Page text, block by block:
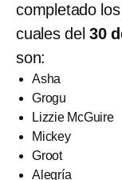
completado
cuales del30
son:
Asha
Grogu
Lizzie McGuire
Mickey
Groot
Alegría